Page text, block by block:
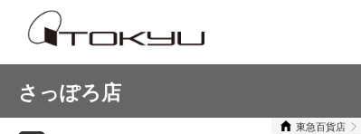
さっぽろ店
東急百貨店